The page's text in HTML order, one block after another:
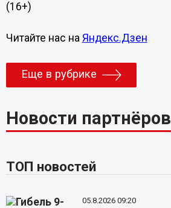
(16+)
Читайте нас на Яндекс.Дзен
Еще в рубрике
Новости партнёров
ТОП новостей
05.8.2026 09:20